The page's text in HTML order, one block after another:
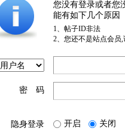
您没有登录或者您
能有如下几个原因
1、帖子ID非法
2、您还不是站点会员
密 码
隐身登录 开启 关闭